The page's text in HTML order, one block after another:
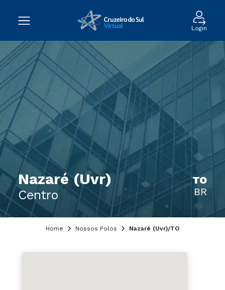
Login
Nazaré (Uvr)
Centro
TO
BR
Home Nossos Polos Nazaré (Uvr)/TO